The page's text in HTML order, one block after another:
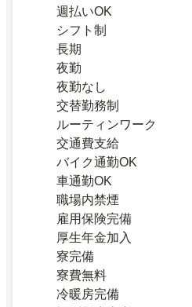
週払いOK
シフト制
長期
夜勤
夜勤なし
交替勤務制
ルーティンワーク
交通費支給
バイク通勤OK
車通勤OK
職場内禁煙
雇用保険完備
厚生年金加入
寮完備
寮費無料
冷暖房完備